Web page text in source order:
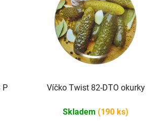
P Víčko Twist 82-DTO okurky
Skladem (190 ks)